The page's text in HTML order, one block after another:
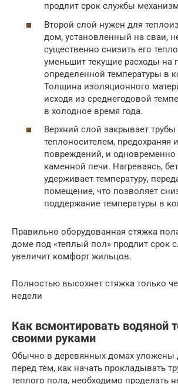
продлит срок службы
Второй слой нужен для
дом, установленный на сваи,
существенно снизить его
уменьшит текущие расходы на
определенной температуры в
Толщина изоляционного
исходя из среднегодовой
в холодное время года.
Верхний слой закрывает трубы
теплоносителем, предохраняя
повреждений, и одновременно
каменной печи. Нагреваясь,
удерживает температуру,
помещение, что позволяет
поддержание температуры в
Правильно оборудованная стяжка
доме под «теплый пол» продлит срок
увеличит комфорт жильцов.
Полностью высохнет стяжка только
недели
Как всмонтировать водяной
своими руками
Обычно в деревянных домах
перед тем, как начать прокладывать
теплого пола, необходимо проделать